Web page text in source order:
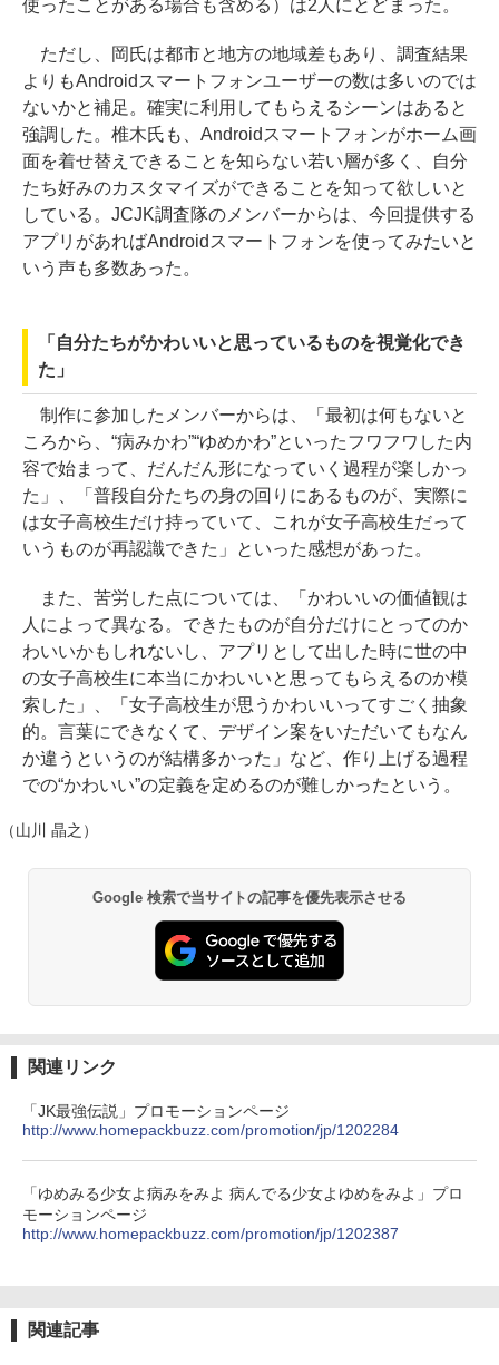
使ったことがある場合も含める）は2人にとどまった。
ただし、岡氏は都市と地方の地域差もあり、調査結果
よりもAndroidスマートフォンユーザーの数は多いのでは
ないかと補足。確実に利用してもらえるシーンはあると
強調した。椎木氏も、Androidスマートフォンがホーム画
面を着せ替えできることを知らない若い層が多く、自分
たち好みのカスタマイズができることを知って欲しいと
している。JCJK調査隊のメンバーからは、今回提供する
アプリがあればAndroidスマートフォンを使ってみたいと
いう声も多数あった。
「自分たちがかわいいと思っているものを視覚化でき
た」
制作に参加したメンバーからは、「最初は何もないと
ころから、“病みかわ”“ゆめかわ”といったフワフワした内
容で始まって、だんだん形になっていく過程が楽しかっ
た」、「普段自分たちの身の回りにあるものが、実際に
は女子高校生だけ持っていて、これが女子高校生だって
いうものが再認識できた」といった感想があった。
また、苦労した点については、「かわいいの価値観は
人によって異なる。できたものが自分だけにとってのか
わいいかもしれないし、アプリとして出した時に世の中
の女子高校生に本当にかわいいと思ってもらえるのか模
索した」、「女子高校生が思うかわいいってすごく抽象
的。言葉にできなくて、デザイン案をいただいてもなん
か違うというのが結構多かった」など、作り上げる過程
での“かわいい”の定義を定めるのが難しかったという。
（山川 晶之）
Google 検索で当サイトの記事を優先表示させる
関連リンク
「JK最強伝説」プロモーションページ
http://www.homepackbuzz.com/promotion/jp/1202284
「ゆめみる少女よ病みをみよ 病んでる少女よゆめをみよ」プロ
モーションページ
http://www.homepackbuzz.com/promotion/jp/1202387
関連記事